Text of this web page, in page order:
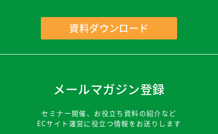
資料ダウンロード
メールマガジン登録
セミナー開催、お役立ち資料の紹介など
ECサイト運営に役立つ情報をお送りします